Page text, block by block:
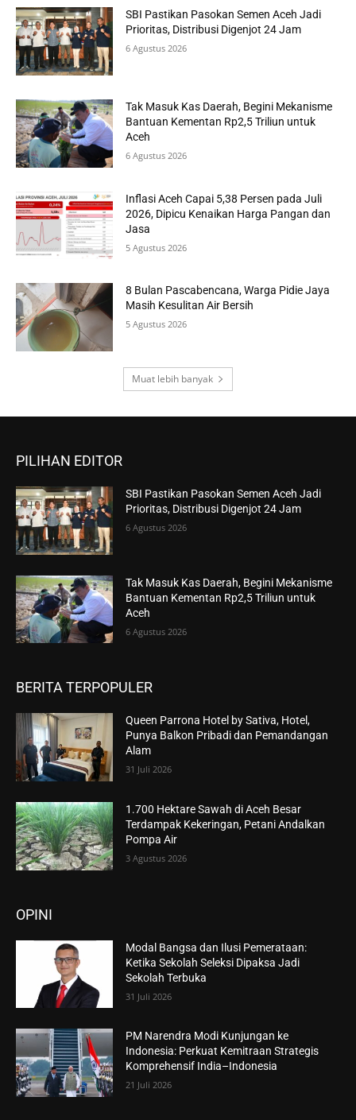
SBI Pastikan Pasokan Semen Aceh Jadi
Prioritas, Distribusi Digenjot 24 Jam
6 Agustus 2026
Tak Masuk Kas Daerah, Begini Mekanisme
Bantuan Kementan Rp2,5 Triliun untuk
Aceh
6 Agustus 2026
Inflasi Aceh Capai 5,38 Persen pada Juli
2026, Dipicu Kenaikan Harga Pangan dan
Jasa
5 Agustus 2026
8 Bulan Pascabencana, Warga Pidie Jaya
Masih Kesulitan Air Bersih
5 Agustus 2026
Muat lebih banyak
PILIHAN EDITOR
SBI Pastikan Pasokan Semen Aceh Jadi
Prioritas, Distribusi Digenjot 24 Jam
6 Agustus 2026
Tak Masuk Kas Daerah, Begini Mekanisme
Bantuan Kementan Rp2,5 Triliun untuk
Aceh
6 Agustus 2026
BERITA TERPOPULER
Queen Parrona Hotel by Sativa, Hotel,
Punya Balkon Pribadi dan Pemandangan
Alam
31 Juli 2026
1.700 Hektare Sawah di Aceh Besar
Terdampak Kekeringan, Petani Andalkan
Pompa Air
3 Agustus 2026
OPINI
Modal Bangsa dan Ilusi Pemerataan:
Ketika Sekolah Seleksi Dipaksa Jadi
Sekolah Terbuka
31 Juli 2026
PM Narendra Modi Kunjungan ke
Indonesia: Perkuat Kemitraan Strategis
Komprehensif India–Indonesia
21 Juli 2026